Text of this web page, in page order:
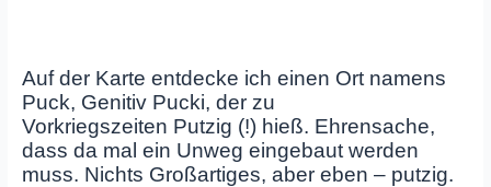
Auf der Karte entdecke ich einen Ort namens
Puck, Genitiv Pucki, der zu
Vorkriegszeiten Putzig (!) hieß. Ehrensache,
dass da mal ein Unweg eingebaut werden
muss. Nichts Großartiges, aber eben – putzig.